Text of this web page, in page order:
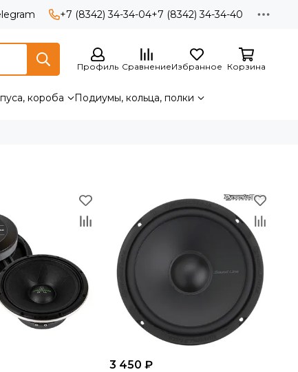
+7 (8342) 34-34-04+7 (8342) 34-34-40
Профиль СравнениеИзбранное Корзина
короба Подиумы, кольца, полки
3 450 ₽